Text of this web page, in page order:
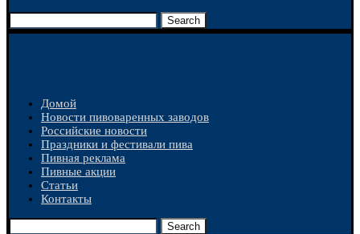
Search
Домой
Новости пивоваренных заводов
Российские новости
Праздники и фестивали пива
Пивная реклама
Пивные акции
Статьи
Контакты
Search